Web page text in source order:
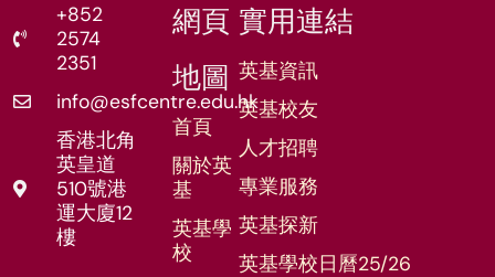
+852
2574
2351
info@esfcentre.edu.hk
香港北角
英皇道
510號港
運大廈12
樓
網頁
地圖
首頁
關於英
基
英基學
校
實用連結
英基資訊
英基校友
人才招聘
專業服務
英基探新
英基學校日曆25/26